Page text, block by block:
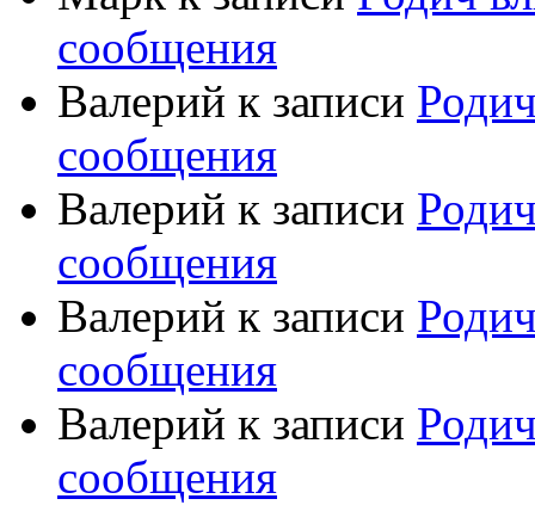
сообщения
Валерий к записи
сообщения
Валерий к записи
сообщения
Валерий к записи
сообщения
Валерий к записи
сообщения